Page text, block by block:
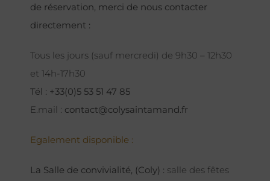
de réservation, merci de nous contacter
directement :
Tous les jours (sauf mercredi) de 9h30 – 12h30
et 14h-17h30
Tél : +33(0)5 53 51 47 85
E.mail : contact@colysaintamand.fr
Egalement disponible :
La Salle de convivialité, (Coly) : salle des fêtes